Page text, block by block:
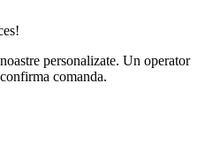
personalizate. Un operator
comanda.